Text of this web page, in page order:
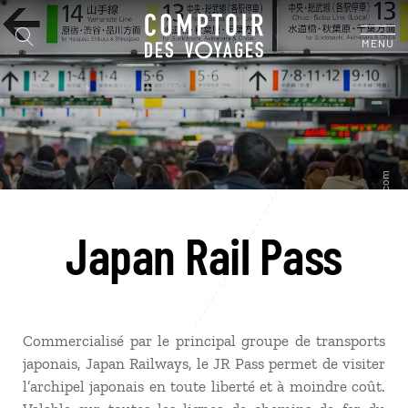
MENU
Japan Rail Pass
Commercialisé par le principal groupe de transports
japonais, Japan Railways, le JR Pass permet de visiter
l’archipel japonais en toute liberté et à moindre coût.